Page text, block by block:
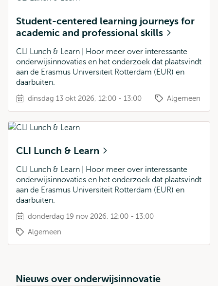
Student-centered learning journeys for
academic and professional skills
CLI Lunch & Learn | Hoor meer over interessante
onderwijsinnovaties en het onderzoek dat plaatsvindt
aan de Erasmus Universiteit Rotterdam (EUR) en
daarbuiten.
dinsdag 13 okt 2026, 12:00 - 13:00 Algemeen
CLI Lunch & Learn
CLI Lunch & Learn | Hoor meer over interessante
onderwijsinnovaties en het onderzoek dat plaatsvindt
aan de Erasmus Universiteit Rotterdam (EUR) en
daarbuiten.
donderdag 19 nov 2026, 12:00 - 13:00
Algemeen
Nieuws over onderwijsinnovatie